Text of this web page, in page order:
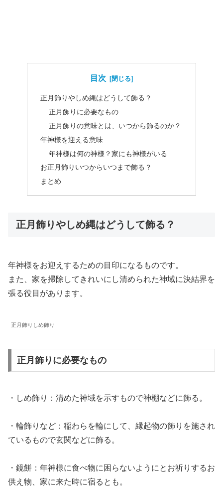
目次
正月飾りやしめ縄はどうして飾る？
正月飾りに必要なもの
正月飾りの意味とは、いつから飾るのか？
年神様を迎える意味
年神様は何の神様？家にも神様がいる
お正月飾りいつからいつまで飾る？
まとめ
正月飾りやしめ縄はどうして飾る？
年神様をお迎えするための目印になるものです。
また、家を掃除してきれいにし清められた神域に決結界を
張る役目があります。
正月飾りしめ飾り
正月飾りに必要なもの
・しめ飾り：清めた神域を示すもので神棚などに飾る。
・輪飾りなど：稲わらを輪にして、縁起物の飾りを施され
ているもので玄関などに飾る。
・鏡餅：年神様に食べ物に困らないようにとお祈りするお
供え物、家に来た時に宿るとも。